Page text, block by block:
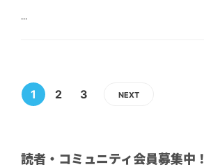
...
1 2 3 NEXT
読者・コミュニティ会員募集中！